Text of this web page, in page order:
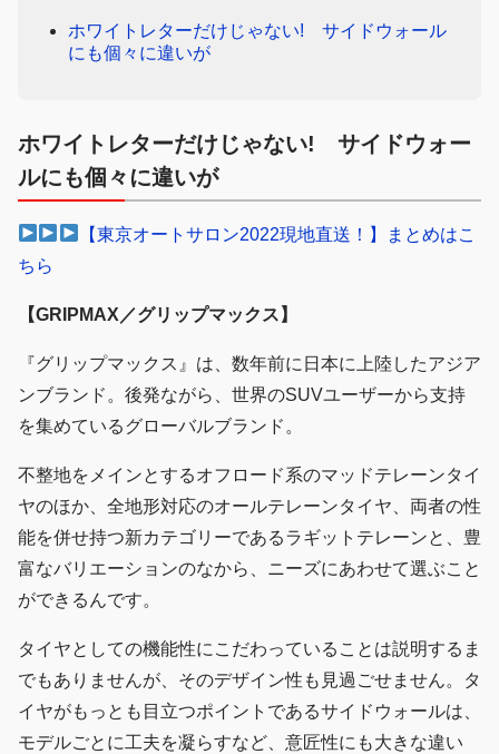
ホワイトレターだけじゃない! サイドウォール
にも個々に違いが
ホワイトレターだけじゃない! サイドウォー
ルにも個々に違いが
【東京オートサロン2022現地直送！】まとめはこ
ちら
【GRIPMAX／グリップマックス】
『グリップマックス』は、数年前に日本に上陸したアジア
ンブランド。後発ながら、世界のSUVユーザーから支持
を集めているグローバルブランド。
不整地をメインとするオフロード系のマッドテレーンタイ
ヤのほか、全地形対応のオールテレーンタイヤ、両者の性
能を併せ持つ新カテゴリーであるラギットテレーンと、豊
富なバリエーションのなから、ニーズにあわせて選ぶこと
ができるんです。
タイヤとしての機能性にこだわっていることは説明するま
でもありませんが、そのデザイン性も見過ごせません。タ
イヤがもっとも目立つポイントであるサイドウォールは、
モデルごとに工夫を凝らすなど、意匠性にも大きな違い